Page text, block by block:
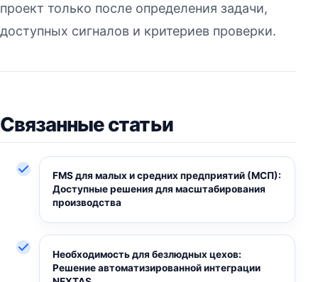
проект только после определения задачи,
доступных сигналов и критериев проверки.
Связанные статьи
FMS для малых и средних предприятий (МСП):
Доступные решения для масштабирования
производства
Необходимость для безлюдных цехов:
Решение автоматизированной интеграции